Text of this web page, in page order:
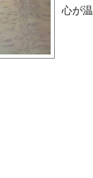
心が